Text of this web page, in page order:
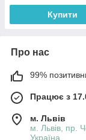
Купити
Про нас
99%
Працює з
м. Львів
м. Львів, пр.
Україна